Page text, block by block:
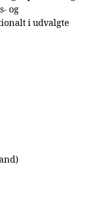
og
i udvalgte